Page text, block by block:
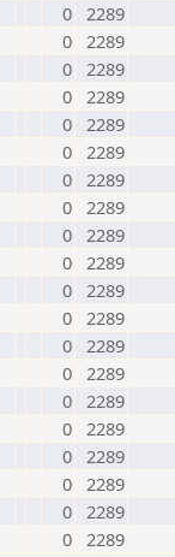
0 2289
0 2289
0 2289
0 2289
0 2289
0 2289
0 2289
0 2289
0 2289
0 2289
0 2289
0 2289
0 2289
0 2289
0 2289
0 2289
0 2289
0 2289
0 2289
0 2289